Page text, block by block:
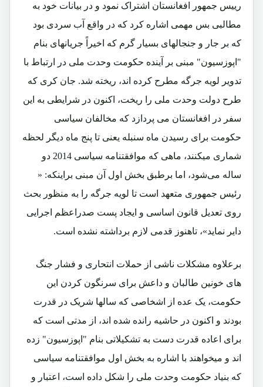
رییس جمهور افغانستان اشتراک نمود و در بیانات خود به
مطالبی بس مهمی اشاره کرد که در واقع آب سردی بود
که بر جار و جنجالهای بسیار گرم که اخیراً جریانهای بنام
"اپوزسیون" مبنی بر آینده حکومت وحدت ملی در ارتباط با
تدویر لویه جرگه مطرح کرده اند، ریخته شد. جان کری که
طرح دولت وحدت ملی را ریخت، اکنون در شرایطی به این
سفر در افغانستان می پردازد که مخالفان سیاسی
حکومت برای رسیدن ماه سنبله یعنی تا پنج ماه دیگر لحظه‌
شماری می‎کنند، ماهی که موافقتنامه سیاسی 2014 دو
ساله می‌شود، اما برطبق بخش اول آن مبنی براینکه: «
رئیس جمهوری متعهد است تا لویه جرگه را به منظور بحث
روی تعدیل قانون اساسی و ایجاد پست صدراعظم اجرایی
دایر نماید»، تاهنوز قدمی لازم برداشته نشده‌ است.
برعلاوه مشکلات ناشی از حملات انتحاری و فشار جنگ
های خونین طالبان و داعش برای سرنگون کردن این
حکومت، یک عده از اشخاصی که سالها شریک در قدرت
بودند و اکنون در حاشیه رانده شده اند، از مدتی است که
برای اعاده قدرت دست به تشکیلاتی بنام "اپوزسیون" زده
اند و میخواهند با اشاره به بخش اول موافقتنامه سیاسی
که بنیاد حکومت وحدت ملی را شکل داده است، اعتبار و